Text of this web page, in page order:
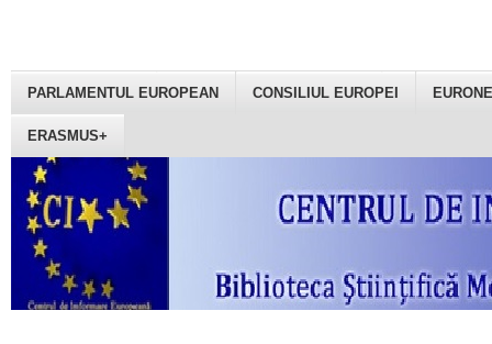
PARLAMENTUL EUROPEAN CONSILIUL EUROPEI
ERASMUS+